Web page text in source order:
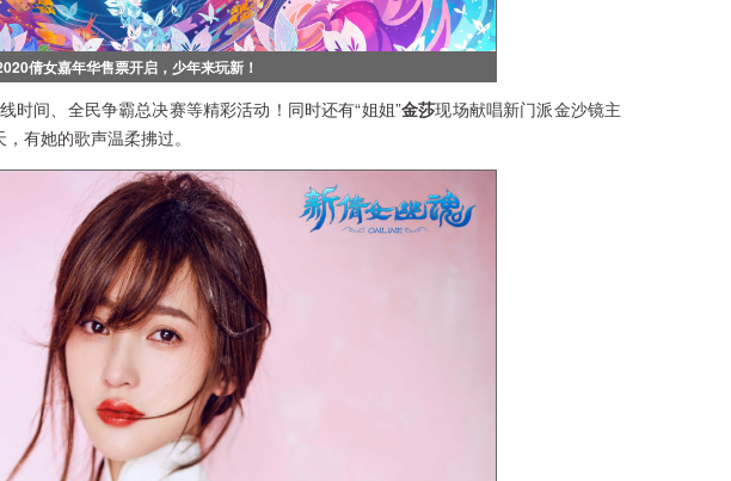
倩女嘉年华售票开启，少年来玩新！
间、全民争霸总决赛等精彩活动！同时还有“姐姐”金莎现场献唱新门派金沙镜主
有她的歌声温柔拂过。